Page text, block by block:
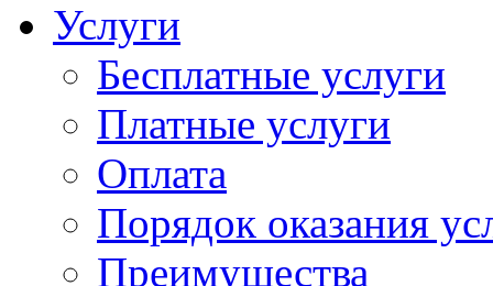
Услуги
Бесплатные услуги
Платные услуги
Оплата
Порядок оказания
Преимущества